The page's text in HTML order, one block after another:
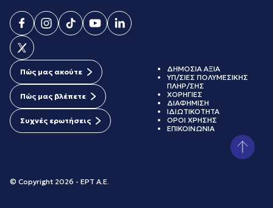
Πώς μας ακούτε
Πώς μας βλέπετε
Συχνές ερωτήσεις
© Copyright 2026 - ΕΡΤ Α.Ε.
ΔΗΜΟΣΙΑ ΑΞΙΑ
ΥΠ/ΣΙΕΣ ΠΟΛΥΜΕΣΙΚΗΣ
ΠΛΗΡ/ΣΗΣ
ΧΟΡΗΓΙΕΣ
ΔΙΑΦΗΜΙΣΗ
ΙΔΙΩΤΙΚΟΤΗΤΑ
ΟΡΟΙ ΧΡΗΣΗΣ
ΕΠΙΚΟΙΝΩΝΙΑ